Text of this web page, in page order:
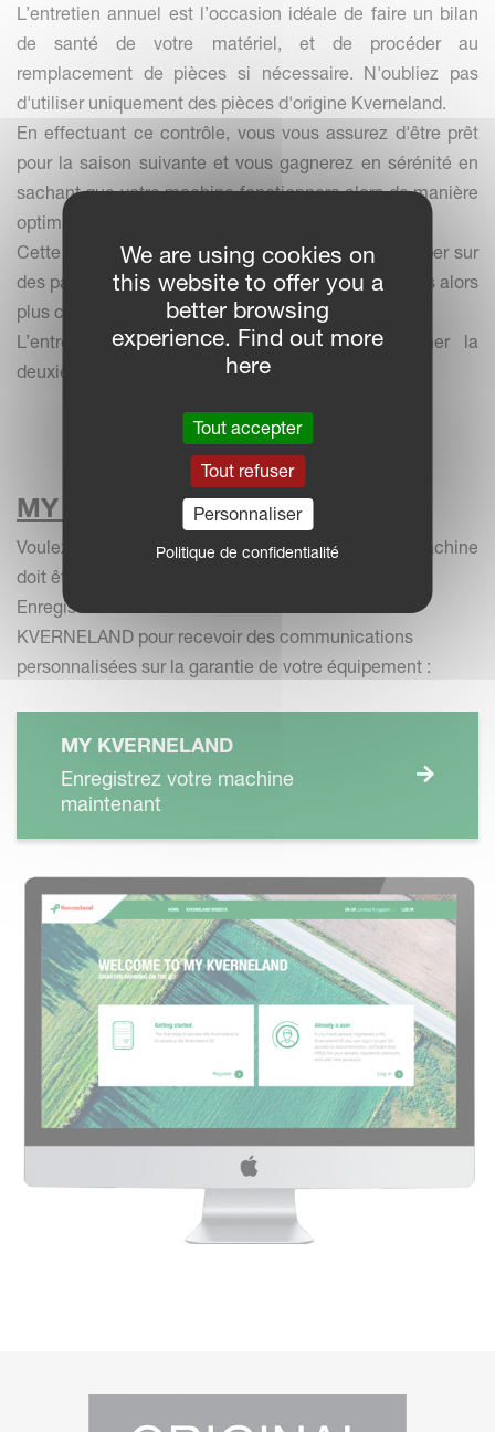
L’entretien annuel est l’occasion idéale de faire un bilan
de santé de votre matériel, et de procéder au
remplacement de pièces si nécessaire. N'oubliez pas
d'utiliser uniquement des pièces d'origine Kverneland.
En effectuant ce contrôle, vous vous assurez d'être prêt
pour la saison suivante et vous gagnerez en sérénité en
sachant que votre machine fonctionnera alors de manière
optimale.
Cette opération d’entretien vous permettra d’anticiper sur
des pannes éventuelles en saison et des réparations alors
plus coûteuses.
L’entretien annuel est nécessaire pour confirmer la
deuxième année de garantie.
MY KVERNELAND
Voulez-vous recevoir des rappels lorsque votre machine
doit être contrôlée ?
Enregistrez votre machine maintenant sur MY
KVERNELAND pour recevoir des communications
personnalisées sur la garantie de votre équipement :
MY KVERNELAND
Enregistrez votre machine
maintenant
We are using cookies on
this website to offer you a
better browsing
experience. Find out more
here
Tout accepter
Tout refuser
Personnaliser
Politique de confidentialité